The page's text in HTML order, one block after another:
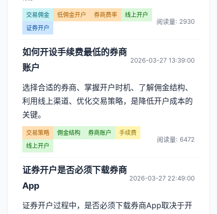
交易佣金 低佣金开户 券商费率
线上开户
证券开户
阅读量: 2930
如何开设手续费最低的券商
账户
2026-03-27 13:39:00
选择合适的券商、掌握开户时机、了解佣金结构、
利用线上渠道、优化交易策略，是降低开户成本的
关键。
交易策略 佣金结构 券商账户
手续费
线上开户
阅读量: 6472
证券开户是否必须下载券商
App
2026-03-27 22:49:00
证券开户过程中，是否必须下载券商App取决于开